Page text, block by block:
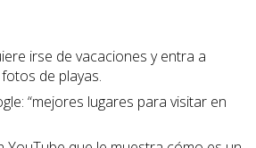
irse de vacaciones y entra a
de playas.
“mejores lugares para visitar en